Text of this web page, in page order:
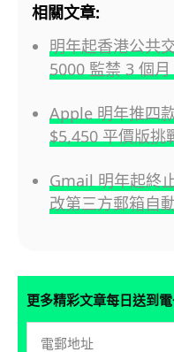
相關文章:
明年起香港公共
5000 監禁 3 個
Apple 明年推四
$5,450 平價版
Gmail 明年起終
改第三方郵箱自
更多精彩文章每日送到